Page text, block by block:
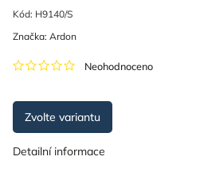
Kód: H9140/S
Neohodnoceno
Značka: Ardon
Zvolte variantu
Detailní informace